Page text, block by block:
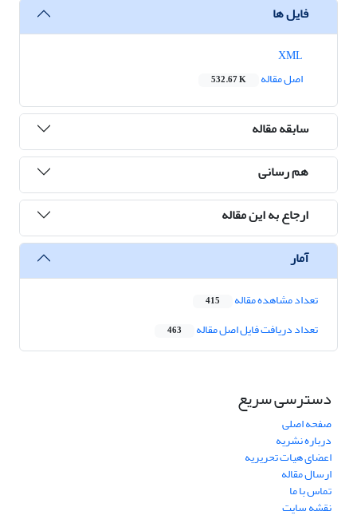
فایل ها
اصل مقاله
532.67 K
سابقه مقاله
هم رسانی
ارجاع به این مقاله
آمار
تعداد مشاهده مقاله 415
تعداد دریافت فایل اصل مقاله 463
دسترسی سریع
صفحه اصلی
درباره نشریه
اعضای هیات تحریریه
ارسال مقاله
تماس با ما
نقشه سایت